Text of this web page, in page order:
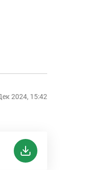
2024, 15:42